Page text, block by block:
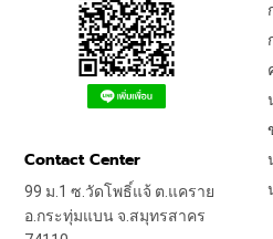
Contact Center
99 ม.1 ซ.วัดโพธิ์แจ้ ต.แคราย
อ.กระทุ่มแบน จ.สมุทรสาคร